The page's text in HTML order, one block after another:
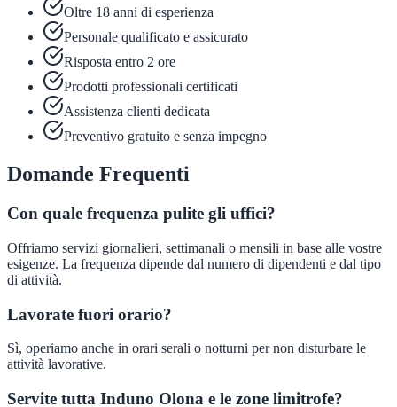
Oltre 18 anni di esperienza
Personale qualificato e assicurato
Risposta entro 2 ore
Prodotti professionali certificati
Assistenza clienti dedicata
Preventivo gratuito e senza impegno
Domande Frequenti
Con quale frequenza pulite gli uffici?
Offriamo servizi giornalieri, settimanali o mensili in base alle vostre
esigenze. La frequenza dipende dal numero di dipendenti e dal tipo
di attività.
Lavorate fuori orario?
Sì, operiamo anche in orari serali o notturni per non disturbare le
attività lavorative.
Servite tutta Induno Olona e le zone limitrofe?